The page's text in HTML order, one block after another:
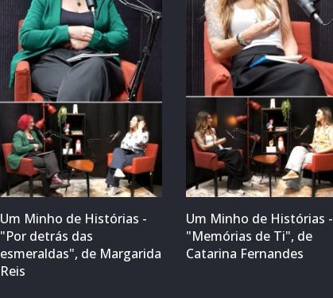
Um Minho de Histórias -
"Por detrás das
esmeraldas", de Margarida
Reis
Um Minho de Histórias -
"Memórias de Ti", de
Catarina Fernandes